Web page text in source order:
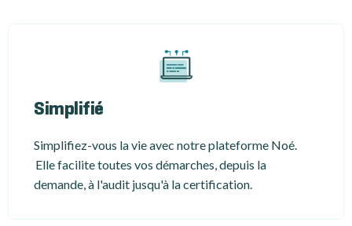
Simplifié
Simplifiez-vous la vie avec notre plateforme Noé.
Elle facilite toutes vos démarches, depuis la
demande, à l'audit jusqu'à la certification.